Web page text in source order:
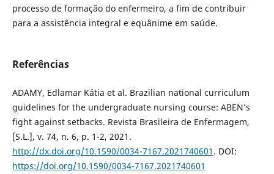
processo de formação do enfermeiro, a fim de contribuir
para a assistência integral e equânime em saúde.
Referências
ADAMY, Edlamar Kátia et al. Brazilian national curriculum
guidelines for the undergraduate nursing course: ABEN’s
fight against setbacks. Revista Brasileira de Enfermagem,
[S.L.], v. 74, n. 6, p. 1-2, 2021.
http://dx.doi.org/10.1590/0034-7167.2021740601 . DOI:
https://doi.org/10.1590/0034-7167.2021740601